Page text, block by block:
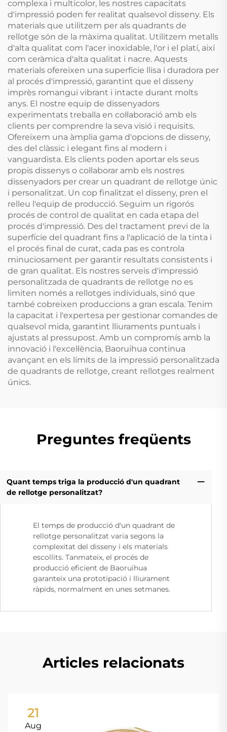
complexa i multicolor, les nostres capacitats
d'impressió poden fer realitat qualsevol disseny. Els
materials que utilitzem per als quadrants de
rellotge són de la màxima qualitat. Utilitzem metalls
d'alta qualitat com l'acer inoxidable, l'or i el platí, així
com ceràmica d'alta qualitat i nacre. Aquests
materials ofereixen una superfície llisa i duradora per
al procés d'impressió, garantint que el disseny
imprès romangui vibrant i intacte durant molts
anys. El nostre equip de dissenyadors
experimentats treballa en col·laboració amb els
clients per comprendre la seva visió i requisits.
Ofereixem una àmplia gama d'opcions de disseny,
des del clàssic i elegant fins al modern i
vanguardista. Els clients poden aportar els seus
propis dissenys o col·laborar amb els nostres
dissenyadors per crear un quadrant de rellotge únic
i personalitzat. Un cop finalitzat el disseny, pren el
relleu l'equip de producció. Seguim un rigorós
procés de control de qualitat en cada etapa del
procés d'impressió. Des del tractament previ de la
superfície del quadrant fins a l'aplicació de la tinta i
el procés final de curat, cada pas es controla
minuciosament per garantir resultats consistents i
de gran qualitat. Els nostres serveis d'impressió
personalitzada de quadrants de rellotge no es
limiten només a rellotges individuals, sinó que
també cobreixen produccions a gran escala. Tenim
la capacitat i l'expertesa per gestionar comandes de
qualsevol mida, garantint lliuraments puntuals i
ajustats al pressupost. Amb un compromís amb la
innovació i l'excel·lència, Baoruihua continua
avançant en els límits de la impressió personalitzada
de quadrants de rellotge, creant rellotges realment
únics.
Preguntes freqüents
Quant temps triga la producció d'un quadrant
de rellotge personalitzat?
El temps de producció d'un quadrant de
rellotge personalitzat varia segons la
complexitat del disseny i els materials
escollits. Tanmateix, el procés de
producció eficient de Baoruihua
garanteix una prototipació i lliurament
ràpids, normalment en unes setmanes.
Articles relacionats
21
Aug